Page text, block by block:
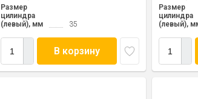
Размер
цилиндра
(левый), мм
35
В корзину
Размер
цилиндра
(левый),